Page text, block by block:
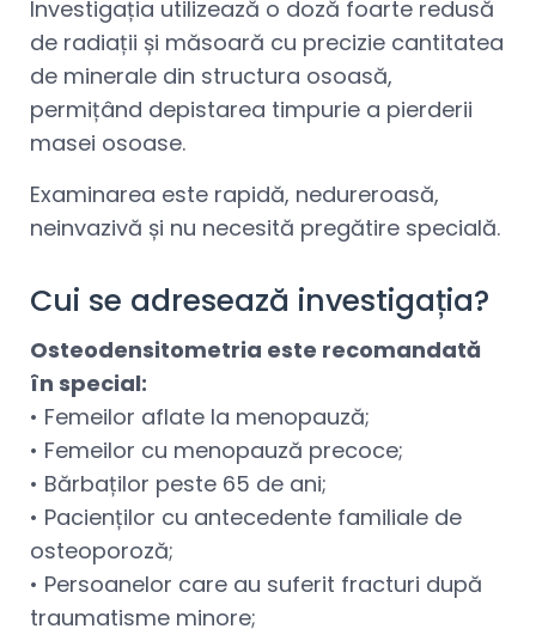
Investigația utilizează o doză foarte redusă
de radiații și măsoară cu precizie cantitatea
de minerale din structura osoasă,
permițând depistarea timpurie a pierderii
masei osoase.
Examinarea este rapidă, nedureroasă,
neinvazivă și nu necesită pregătire specială.
Cui se adresează investigația?
Osteodensitometria este recomandată
în special:
• Femeilor aflate la menopauză;
• Femeilor cu menopauză precoce;
• Bărbaților peste 65 de ani;
• Pacienților cu antecedente familiale de
osteoporoză;
• Persoanelor care au suferit fracturi după
traumatisme minore;